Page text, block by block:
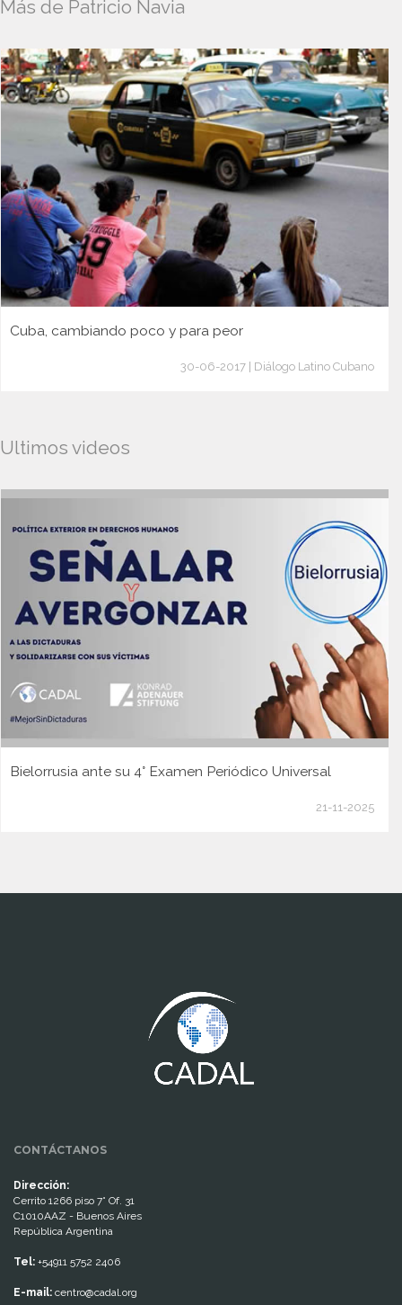
Más de Patricio Navia
Cuba, cambiando poco y para peor
30-06-2017 | Diálogo Latino Cubano
Ultimos videos
Bielorrusia ante su 4° Examen Periódico Universal
21-11-2025
CONTÁCTANOS
Dirección:
Cerrito 1266 piso 7° Of. 31
C1010AAZ - Buenos Aires
República Argentina
Tel: +54911 5752 2406
E-mail: centro@cadal.org